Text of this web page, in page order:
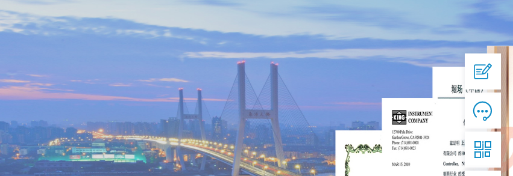


线上购买：张经理
技术支持：宋经理
售后工程师：关经理
实验室：郑经理
仪器仪表：张经理
